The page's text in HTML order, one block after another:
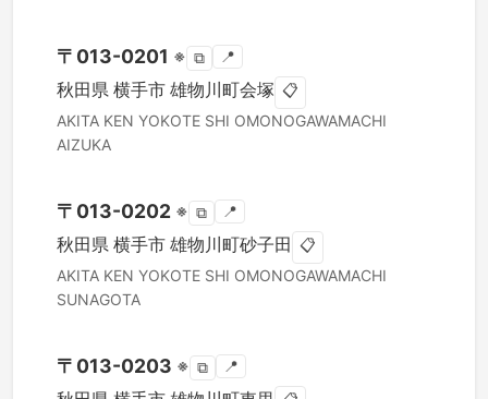
〒 013-0201 ※ ⧉ 📍
秋田県 横手市 雄物川町会塚 📋
AKITA KEN YOKOTE SHI OMONOGAWAMACHI
AIZUKA
〒 013-0202 ※ ⧉ 📍
秋田県 横手市 雄物川町砂子田 📋
AKITA KEN YOKOTE SHI OMONOGAWAMACHI
SUNAGOTA
〒 013-0203 ※ ⧉ 📍